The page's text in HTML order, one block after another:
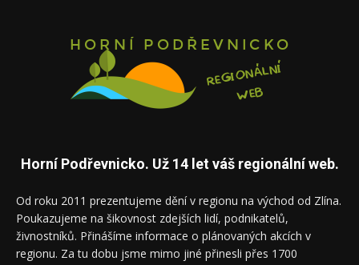
Horní Podřevnicko. Už 14 let váš regionální web.
Od roku 2011 prezentujeme dění v regionu na východ od Zlína.
Poukazujeme na šikovnost zdejších lidí, podnikatelů,
živnostníků. Přinášíme informace o plánovaných akcích v
regionu. Za tu dobu jsme mimo jiné přinesli přes 1700